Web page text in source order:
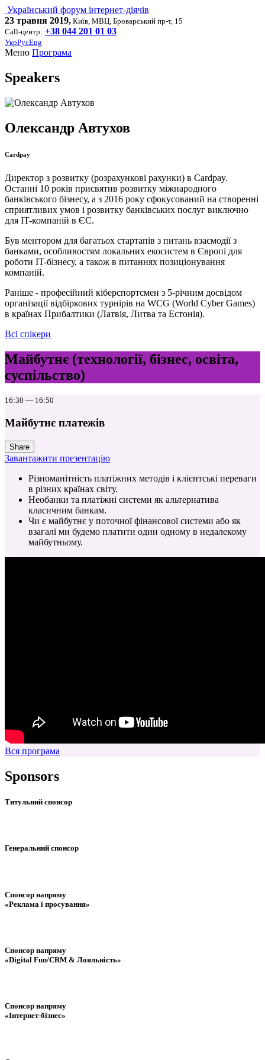
Український форум інтернет-діячів
23 травня 2019, Київ, МВЦ, Броварський пр-т, 15
Call-центр: +38 044 201 01 03
УкрРусEng
Меню Програма
Speakers
Олександр Автухов
Cardpay
Директор з розвитку (розрахункові рахунки) в Cardpay.
Останні 10 років присвятив розвитку міжнародного
банківського бізнесу, а з 2016 року сфокусований на створенні
сприятливих умов і розвитку банківських послуг виключно
для IT-компаній в ЄС.
Був ментором для багатьох стартапів з питань взаємодії з
банками, особливостям локальних екосистем в Європі для
роботи IT-бізнесу, а також в питаннях позиціонування
компаній.
Раніше - професійний кіберспортсмен з 5-річним досвідом
організації відбіркових турнірів на WCG (World Cyber Games)
в країнах Прибалтики (Латвія, Литва та Естонія).
Всі спікери
Майбутнє (технології, бізнес, освіта,
суспільство)
16:30 — 16:50
Майбутнє платежів
Share
Завантажити презентацію
Різноманітність платіжних методів і клієнтські переваги
в різних країнах світу.
Необанки та платіжні системи як альтернатива
класичним банкам.
Чи є майбутнє у поточної фінансової системи або як
взагалі ми будемо платити один одному в недалекому
майбутньому.
Вся програма
Sponsors
Титульний спонсор
Генеральний спонсор
Спонсор напряму
«Реклама і просування»
Спонсор напряму
«Digital Fun/CRM & Лояльність»
Спонсор напряму
«Інтернет-бізнес»